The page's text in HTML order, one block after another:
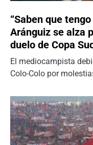
“Saben que
Aránguiz se alza
duelo de Copa
El mediocampista
Colo-Colo por